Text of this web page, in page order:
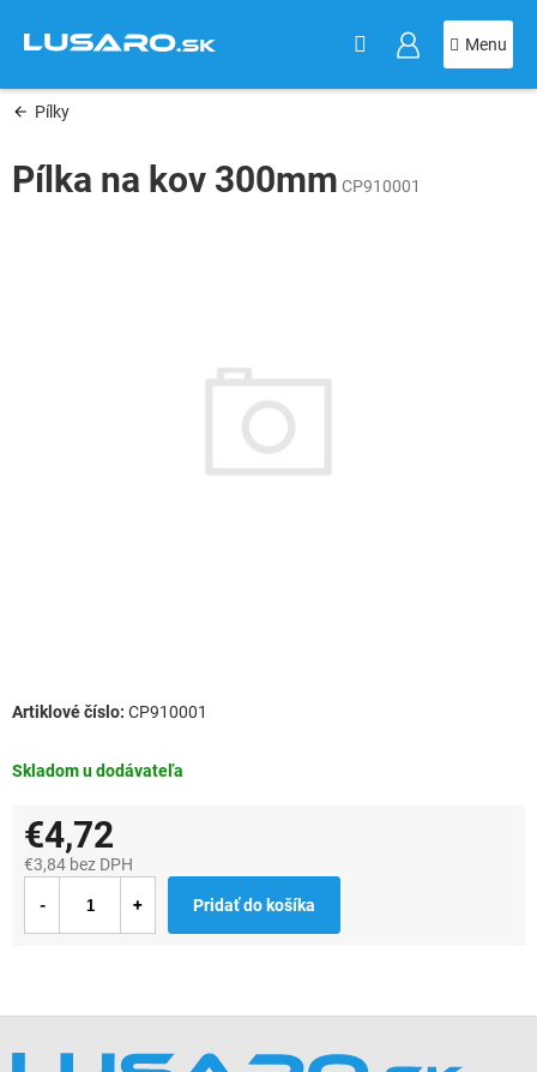
obsah
Pílky
Pílka na kov 300mm CP910001
Skladom u dodávateľa
CP910001
€4,72
€3,84 bez DPH
cena:
Pridať do košíka